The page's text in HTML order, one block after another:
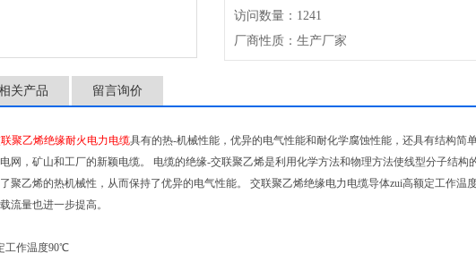
访问数量：1241
厂商性质：生产厂家
关产品 留言询价
联聚乙烯绝缘耐火电力电缆具有的热-机械性能，优异的电气性能和耐化学腐蚀性能，还具有结构简
网，矿山和工厂的新颖电缆。 电缆的绝缘-交联聚乙烯是利用化学方法和物理方法使线型分子结构
聚乙烯的热机械性，从而保持了优异的电气性能。 交联聚乙烯绝缘电力电缆导体zui高额定工作温
流量也进一步提高。
工作温度90℃